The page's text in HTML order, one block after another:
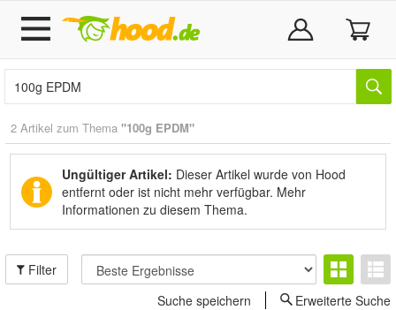
2 Artikel zum Thema "100g EPDM"
Ungültiger Artikel: Dieser Artikel wurde von Hood
entfernt oder ist nicht mehr verfügbar. Mehr
Informationen zu diesem Thema.
Filter
Suche speichern
Erweiterte Suche